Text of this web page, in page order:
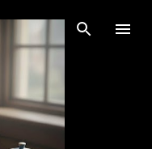
principal